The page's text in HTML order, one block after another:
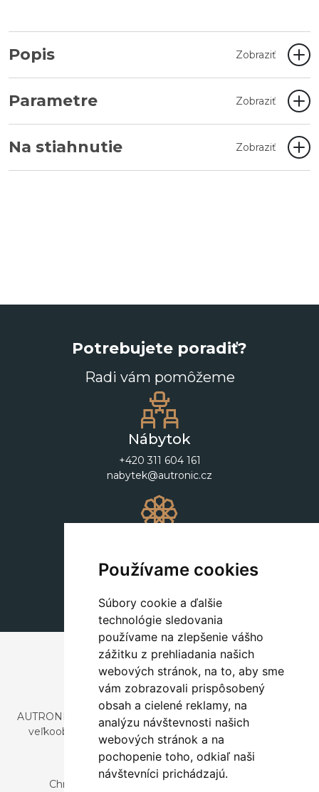
Používame cookies
Súbory cookie a ďalšie
technológie sledovania
používame na zlepšenie vášho
zážitku z prehliadania našich
webových stránok, na to, aby sme
vám zobrazovali prispôsobený
obsah a cielené reklamy, na
analýzu návštevnosti našich
webových stránok a na
pochopenie toho, odkiaľ naši
návštevníci prichádzajú.
Popis Zobraziť
Parametre Zobraziť
Na stiahnutie Zobraziť
Potrebujete poradiť?
Radi vám pomôžeme
Nábytok
+420 311 604 161
nabytek@autronic.cz
+420 311 604 182
dekorace@autronic.cz
AUTRONIC, s.r.o. je spoločnosť zaoberajúca sa dovozom a
veľkoobchodným predajom dizajnového aj štýlového
nábytku a dekorácií.
Česká republika
Chrustenice 270, 267 12 Loděnice u Berouna